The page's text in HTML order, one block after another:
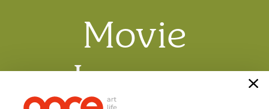
Movie
Journey